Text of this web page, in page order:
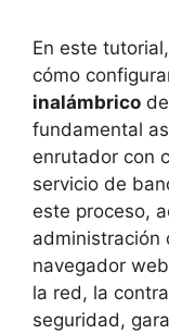
En este
cómo
inalámbrico
fundamental
enrutador con
servicio de
este proceso,
administración
navegador
la red, la
seguridad,